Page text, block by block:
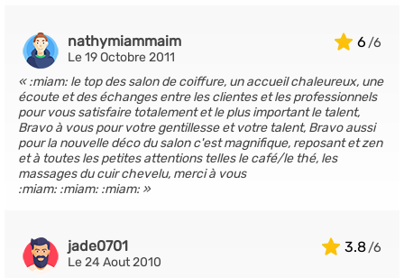
6
nathymiammaim
Le 19 Octobre 2011
:miam: le top des salon de coiffure, un accueil chaleureux, une
écoute et des échanges entre les clientes et les professionnels
pour vous satisfaire totalement et le plus important le talent,
Bravo à vous pour votre gentillesse et votre talent, Bravo aussi
pour la nouvelle déco du salon c'est magnifique, reposant et zen
et à toutes les petites attentions telles le café/le thé, les
massages du cuir chevelu, merci à vous
:miam: :miam: :miam:
3.8
jade0701
Le 24 Aout 2010